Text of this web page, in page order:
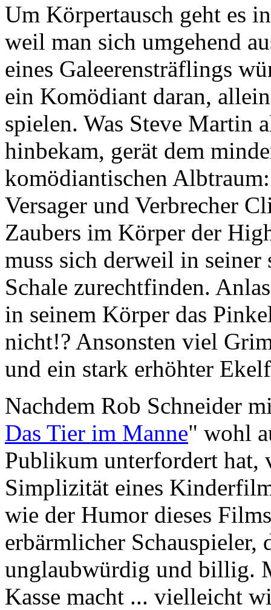
Um Körpertausch geht es
weil man sich umgehend
eines Galeerensträflings
ein Komödiant daran,
spielen. Was Steve Martin
hinbekam, gerät dem
komödiantischen
Versager und Verbrecher
Zaubers im Körper der
muss sich derweil in
Schale zurechtfinden.
in seinem Körper das
nicht!? Ansonsten viel
und ein stark erhöhter
Nachdem Rob Schneider
Das Tier im Manne" wohl
Publikum unterfordert hat,
Simplizität eines
wie der Humor dieses
erbärmlicher Schauspieler,
unglaubwürdig und billig.
Kasse macht ... vielleicht